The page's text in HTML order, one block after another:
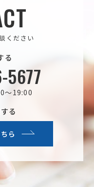
ください
る
5677
～19:00
る
ら